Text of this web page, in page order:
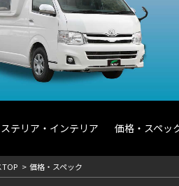
テリア・インテリア 価格・スペッ
TOP 価格・スペック